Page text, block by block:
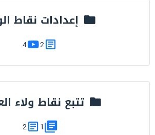
إعدادات نقاط
2
4
تتبع نقاط ولاء
1
2